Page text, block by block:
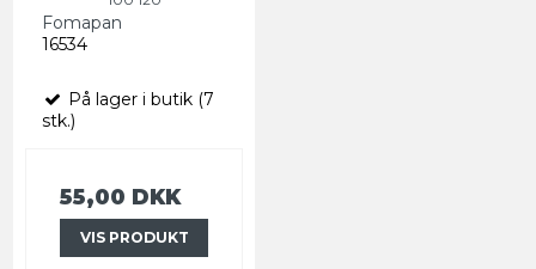
Fomapan
16534
På lager i butik (7
stk.)
55,00 DKK
VIS PRODUKT